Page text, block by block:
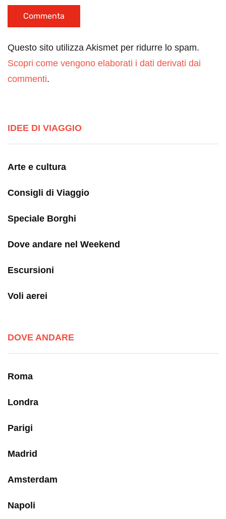
Questo sito utilizza Akismet per ridurre lo spam.
Scopri come vengono elaborati i dati derivati dai
commenti.
IDEE DI VIAGGIO
Arte e cultura
Consigli di Viaggio
Speciale Borghi
Dove andare nel Weekend
Escursioni
Voli aerei
DOVE ANDARE
Roma
Londra
Parigi
Madrid
Amsterdam
Napoli